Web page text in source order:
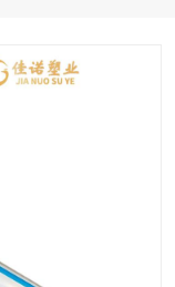
护膜
护膜